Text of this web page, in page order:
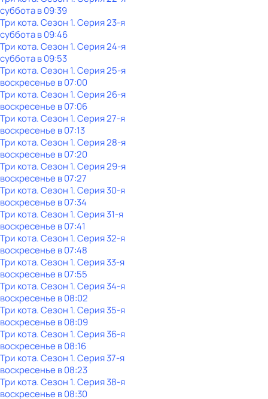
субботав09:39
Три кота. Сезон 1. Серия 23-я
субботав09:46
Три кота. Сезон 1. Серия 24-я
субботав09:53
Три кота. Сезон 1. Серия 25-я
воскресенье в07:00
Три кота. Сезон 1. Серия 26-я
воскресенье в07:06
Три кота. Сезон 1. Серия 27-я
воскресенье в07:13
Три кота. Сезон 1. Серия 28-я
воскресенье в07:20
Три кота. Сезон 1. Серия 29-я
воскресенье в07:27
Три кота. Сезон 1. Серия 30-я
воскресенье в07:34
Три кота. Сезон 1. Серия 31-я
воскресенье в07:41
Три кота. Сезон 1. Серия 32-я
воскресенье в07:48
Три кота. Сезон 1. Серия 33-я
воскресенье в07:55
Три кота. Сезон 1. Серия 34-я
воскресенье в08:02
Три кота. Сезон 1. Серия 35-я
воскресенье в08:09
Три кота. Сезон 1. Серия 36-я
воскресенье в08:16
Три кота. Сезон 1. Серия 37-я
воскресенье в08:23
Три кота. Сезон 1. Серия 38-я
воскресенье в08:30